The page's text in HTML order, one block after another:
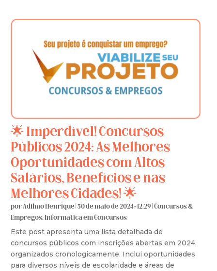
🌟 Imperdível! Concursos
Públicos 2024: As Melhores
Oportunidades com Altos
Salários, Benefícios e nas
Melhores Cidades! 🌟
porAdilmo Henrique|30 de maio de 2024 - 12:29|Concursos &
Empregos,Informática em Concursos
Este post apresenta uma lista detalhada de
concursos públicos com inscrições abertas em 2024,
organizados cronologicamente. Inclui oportunidades
para diversos níveis de escolaridade e áreas de